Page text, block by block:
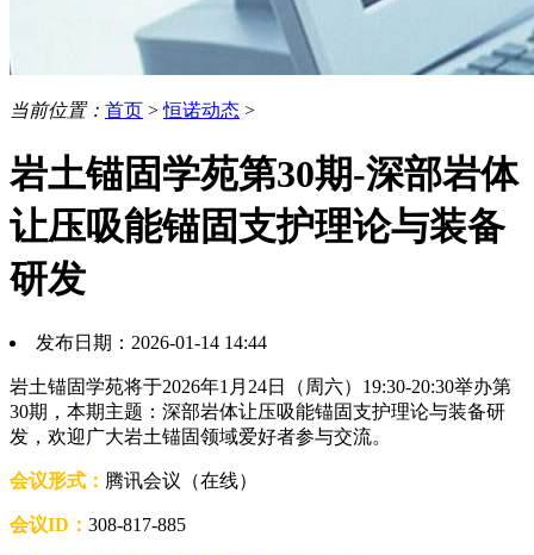
当前位置： 首页 >恒诺动态 >
岩土锚固学苑第30期-深部岩体
让压吸能锚固支护理论与装备
研发
发布日期：2026-01-14 14:44
岩土锚固学苑将于2026年1月24日（周六）19:30-20:30举办第
30期，本期主题：深部岩体让压吸能锚固支护理论与装备研
发，欢迎广大岩土锚固领域爱好者参与交流。
会议形式： 腾讯会议（在线）
会议ID： 308-817-885